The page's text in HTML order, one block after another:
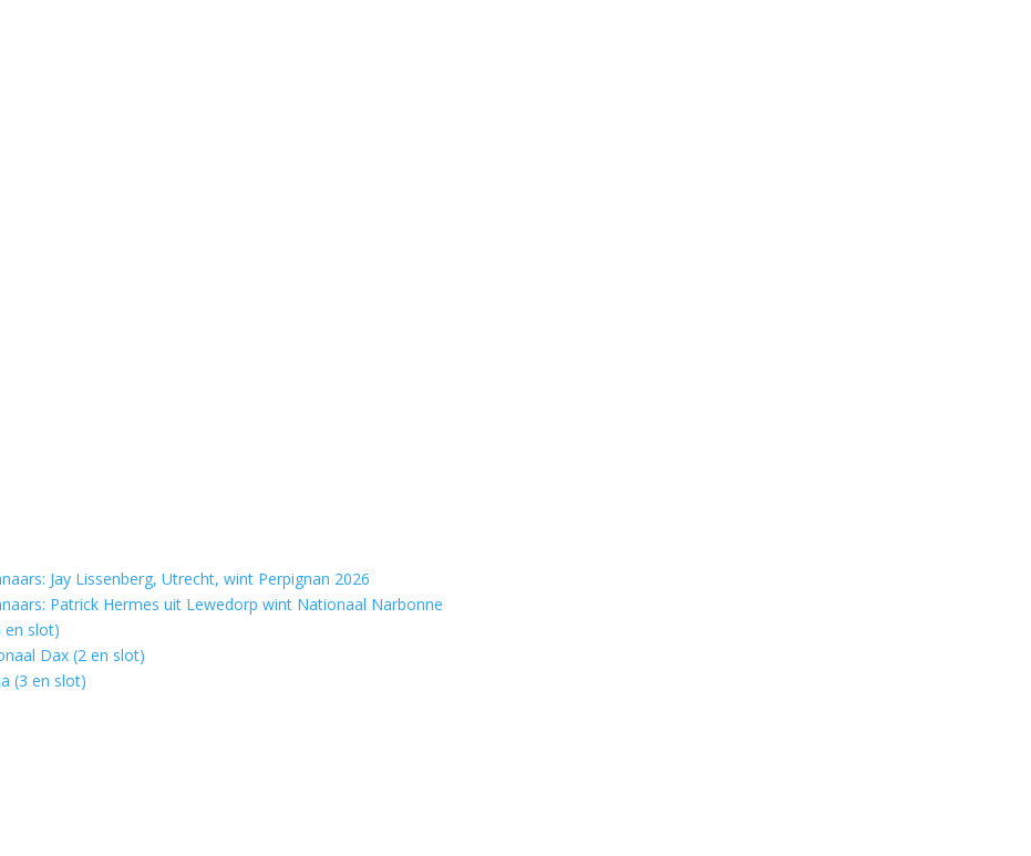
Jay Lissenberg, Utrecht, wint Perpignan 2026
Patrick Hermes uit Lewedorp wint Nationaal Narbonne
en slot)
Dax (2 en slot)
(3 en slot)